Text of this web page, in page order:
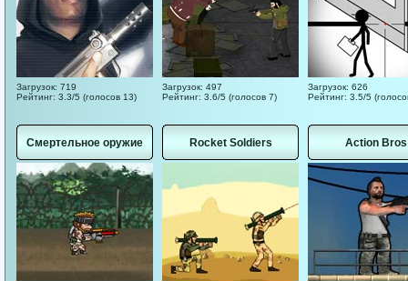
Загрузок: 719
Рейтинг: 3.3/5 (голосов 13)
Загрузок: 497
Рейтинг: 3.6/5 (голосов 7)
Загрузок: 626
Рейтинг: 3.5/5
Смертельное оружие Rocket Soldiers Action Bros